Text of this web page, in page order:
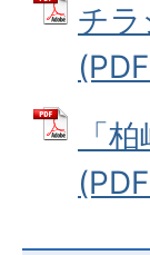
チラ
「